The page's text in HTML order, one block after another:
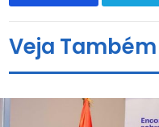
Veja Também